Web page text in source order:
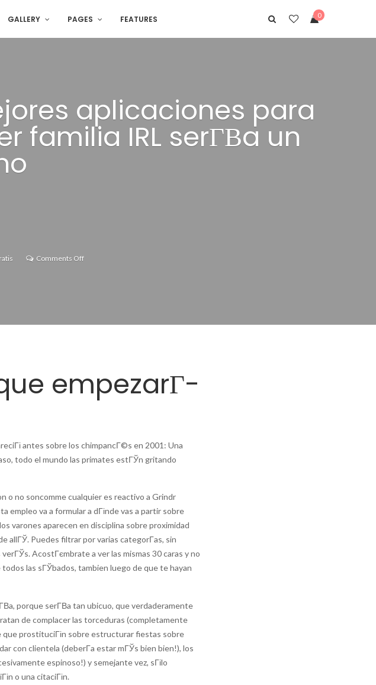
GALLERY PAGES FEATURES 0
aplicaciones para
familia IRL serГ­В­a un
Comments Offon
gay,
familia
IRL
a
un
infierno
empezarГ­
antes sobre los chimpancГ©s en 2001: Una
todo el mundo las primates estГЎn gritando
o no soncomme cualquier es reactivo a Grindr
empleo va a formular a dГіnde vas a partir sobre
varones aparecen en disciplina sobre proximidad
allГЎ. Puedes filtrar por varias categorГ­as, sin
AcostГєmbrate a ver las mismas 30 caras y no
las sГЎbados, tambien luego de que te hayan
porque serГ­В­a tan ubicuo, que verdaderamente
de complacer las torceduras (completamente
que prostituciГіn sobre estructurar fiestas sobre
con clientela (deberГ­a estar mГЎs bien bien!), los
espinoso!) y semejante vez, sГіlo
o una citaciГіn.